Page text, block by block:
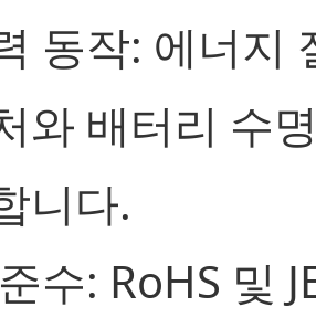
동작: 에너지
와 배터리 수
니다.
수: RoHS 및